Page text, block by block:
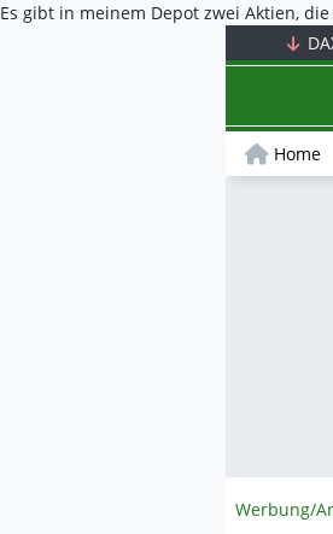
Es gibt in meinem Depot zwei Aktien,
Home
Werbung/